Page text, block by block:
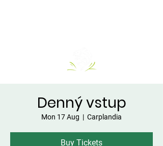
Denný vstup
Mon 17 Aug
  |
Carplandia
Buy Tickets